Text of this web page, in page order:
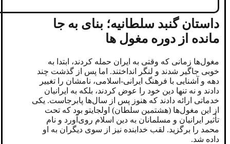
داستان گنبد سلطانیه؛ بنای به جا
مانده از دوره مغول ها
مغول‌ها زمانی که وقتی به ایران حمله کردند، ابتدا به
خوبی جاگیر شدند و لنگر انداختند. اما پس از گذشت چند
دهه و آشنایی با فرهنگ ایرانی-اسلامی، نامشان را تغییر
دادند و نه تنها دین خود را عوض کردند، بلکه به ایرانیان
خدماتی ارائه دادند که هنوز پس از سال‌ها پابرجاست. یکی
از این مغول‌ها (هشتمین سلطان) اولجایتو بود که تحت
تأثیر ایرانیان و مسلمانان به دین اسلام روی‌آورد و نام
محمد را برگزید. لقب خدابنده نیز از سوی دیگران به او
داده شد.